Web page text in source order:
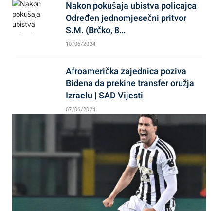
Nakon pokušaja ubistva policajca
Određen jednomjesečni pritvor
S.M. (Brčko, 8…
10/06/2024
Afroamerička zajednica poziva
Bidena da prekine transfer oružja
Izraelu | SAD Vijesti
07/06/2024